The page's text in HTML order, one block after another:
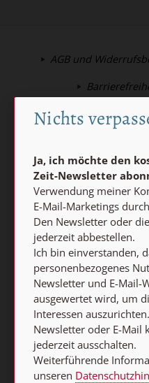
AGB und
Abo
Nichts
Ja, ich möchte den
Zeit-Newsletter
Verwendung meiner
E-Mail-Marketings
Den Newsletter oder
jederzeit abbestellen.
Ich bin einverstanden,
personenbezogenes
Newsletter und E-Mail-
ausgewertet wird, um
Interessen
Newsletter oder E-Mail
jederzeit ausschalten.
Weiterführende
unseren